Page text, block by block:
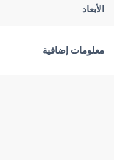
الأبعاد
معلومات إضافية